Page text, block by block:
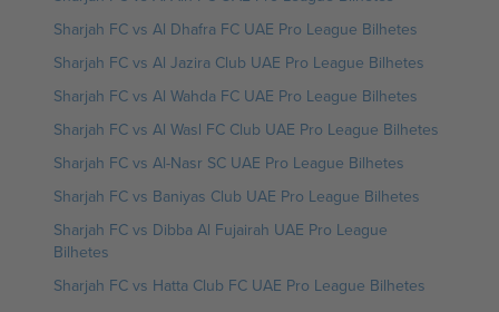
Sharjah FC vs Al Dhafra FC UAE Pro League Bilhetes
Sharjah FC vs Al Jazira Club UAE Pro League Bilhetes
Sharjah FC vs Al Wahda FC UAE Pro League Bilhetes
Sharjah FC vs Al Wasl FC Club UAE Pro League Bilhetes
Sharjah FC vs Al-Nasr SC UAE Pro League Bilhetes
Sharjah FC vs Baniyas Club UAE Pro League Bilhetes
Sharjah FC vs Dibba Al Fujairah UAE Pro League
Bilhetes
Sharjah FC vs Hatta Club FC UAE Pro League Bilhetes